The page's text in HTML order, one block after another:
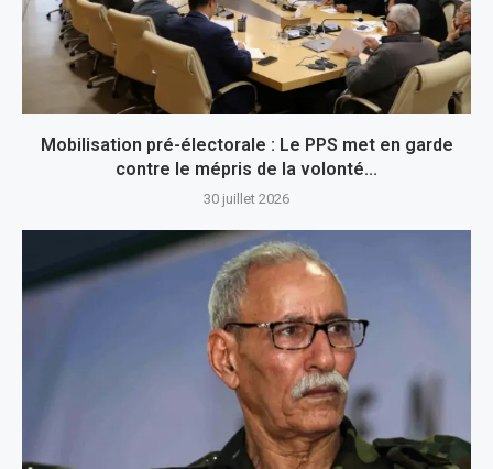
Mobilisation pré-électorale : Le PPS met en garde
contre le mépris de la volonté...
30 juillet 2026